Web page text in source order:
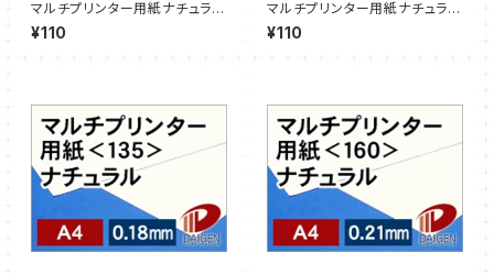
マルチプリンター用紙ナチュラル
＜90＞A4/3枚【サンプル販売】
¥110
マルチプリンター用紙ナチュラル
＜110＞A4/3枚【サンプル販売】
¥110